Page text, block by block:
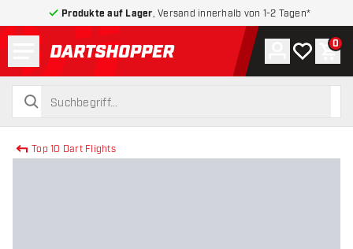
Produkte auf Lager , Versand innerhalb von 1-2 Tagen*
zurück zur Startseite
suchen
suchen
Konto
Meine 0
Top 10 Dart Flights